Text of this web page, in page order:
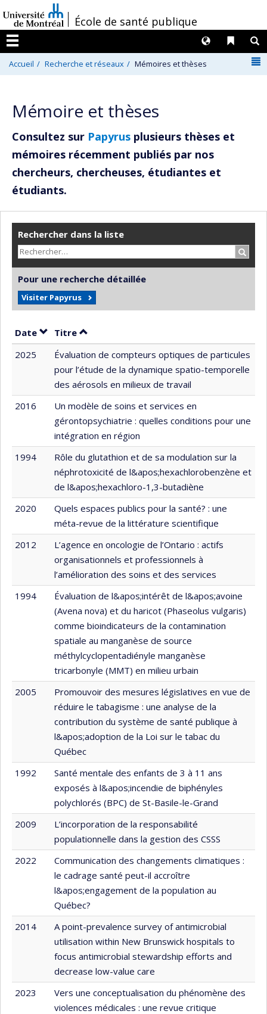
au
contenu
/École de santé publique
Menu
Liens
Langues
Accueil Recherche et réseaux Mémoires et thèses
Mémoire et thèses
Consultez sur Papyrus plusieurs thèses et
mémoires récemment publiés par nos
chercheurs, chercheuses, étudiantes et
étudiants.
Rechercher dans la liste
Pour une recherche détaillée
Visiter Papyrus
Date Trier par date en ordre croissant
Titre Trier par titre en ordre croissant
2025
Évaluation de compteurs optiques de particules
pour l’étude de la dynamique spatio-temporelle
des aérosols en milieux de travail
2016
Un modèle de soins et services en
gérontopsychiatrie : quelles conditions pour une
intégration en région
1994
Rôle du glutathion et de sa modulation sur la
néphrotoxicité de l&apos;hexachlorobenzène et
de l&apos;hexachloro-1,3-butadiène
2020
Quels espaces publics pour la santé? : une
méta-revue de la littérature scientifique
2012
L’agence en oncologie de l’Ontario : actifs
organisationnels et professionnels à
l’amélioration des soins et des services
1994
Évaluation de l&apos;intérêt de l&apos;avoine
(Avena nova) et du haricot (Phaseolus vulgaris)
comme bioindicateurs de la contamination
spatiale au manganèse de source
méthylcyclopentadiényle manganèse
tricarbonyle (MMT) en milieu urbain
2005
Promouvoir des mesures législatives en vue de
réduire le tabagisme : une analyse de la
contribution du système de santé publique à
l&apos;adoption de la Loi sur le tabac du
Québec
1992
Santé mentale des enfants de 3 à 11 ans
exposés à l&apos;incendie de biphényles
polychlorés (BPC) de St-Basile-le-Grand
2009
L’incorporation de la responsabilité
populationnelle dans la gestion des CSSS
2022
Communication des changements climatiques :
le cadrage santé peut-il accroître
l&apos;engagement de la population au
Québec?
2014
A point-prevalence survey of antimicrobial
utilisation within New Brunswick hospitals to
focus antimicrobial stewardship efforts and
decrease low-value care
2023
Vers une conceptualisation du phénomène des
violences médicales : une revue critique